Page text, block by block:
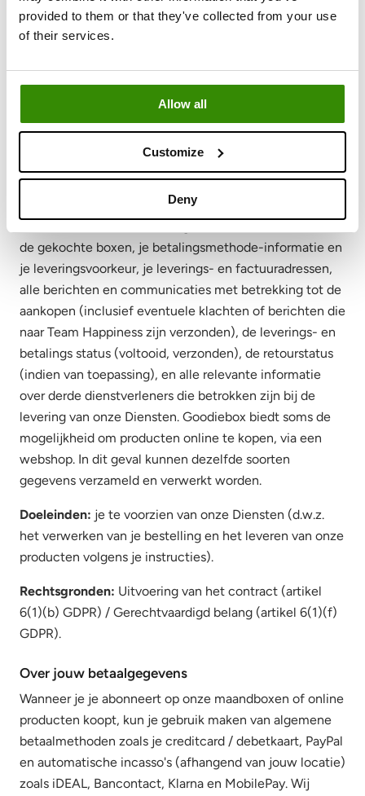
provided to them or that they've collected from your use
of their services.
Allow all
Customize
Deny
Rechtsgronden: Legitiem belang (Artikel 6(1)(f) GDPR)
/ Toestemming (Artikel 9(2)(a) GDPR) wanneer we
niet onder de definitie van "speciale gegevens
Abonnement op Goodiebox en aankoopinformatie
Als het aankomt tot maandelijkse/driemaandelijkse
boxen abonnementen, verwerken we informatie met
betrekking tot het winkelen en de levering, zoals je
de gekochte boxen, je betalingsmethode-informatie en
je leveringsvoorkeur, je leverings- en factuuradressen,
alle berichten en communicaties met betrekking tot de
aankopen (inclusief eventuele klachten of berichten die
naar Team Happiness zijn verzonden), de leverings- en
betalings status (voltooid, verzonden), de retourstatus
(indien van toepassing), en alle relevante informatie
over derde dienstverleners die betrokken zijn bij de
levering van onze Diensten. Goodiebox biedt soms de
mogelijkheid om producten online te kopen, via een
webshop. In dit geval kunnen dezelfde soorten
gegevens verzameld en verwerkt worden.
Doeleinden: je te voorzien van onze Diensten (d.w.z.
het verwerken van je bestelling en het leveren van onze
producten volgens je instructies).
Rechtsgronden: Uitvoering van het contract (artikel
6(1)(b) GDPR) / Gerechtvaardigd belang (artikel 6(1)(f)
GDPR).
Over jouw betaalgegevens
Wanneer je je abonneert op onze maandboxen of online
producten koopt, kun je gebruik maken van algemene
betaalmethoden zoals je creditcard / debetkaart, PayPal
en automatische incasso's (afhangend van jouw locatie)
zoals iDEAL, Bancontact, Klarna en MobilePay. Wij